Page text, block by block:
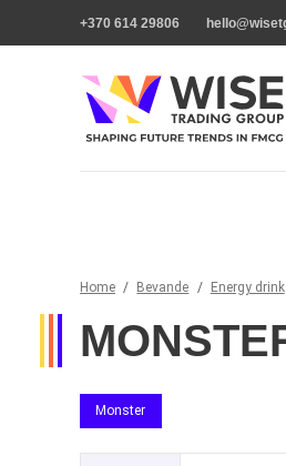
+370 614 29806
Home / Bevande / Energy drink
Monster